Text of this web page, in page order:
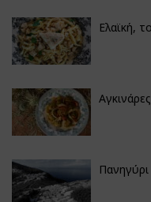
Ελαϊκή,
Πανηγύρι